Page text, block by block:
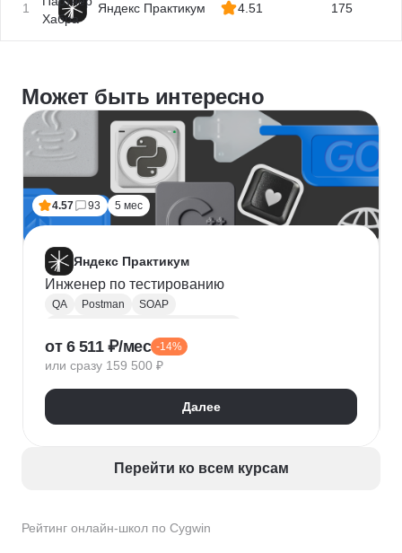
Рейтинг онлайн-школ по Cygwin
1 Яндекс Практикум 4.51 175
Может быть интересно
4.57 93 5 мес
Яндекс Практикум
Инженер по тестированию
QA Postman
SOAP
Ручное тестирование
Тестирование
SQL
Базы данных
JSON
Swagger XML Figma
Android Studio
Регрессионное тестирование
Тестирование API
PyCharm Pytest
от 6 511 ₽/мес -14%
или сразу 159 500 ₽
Далее
Перейти ко всем курсам